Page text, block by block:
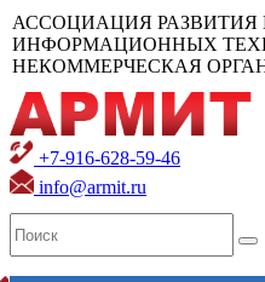
АССОЦИАЦИЯ
ИНФОРМАЦИОННЫХ
НЕКОММЕРЧЕСКАЯ
+7-916-628-59-46
info@armit.ru